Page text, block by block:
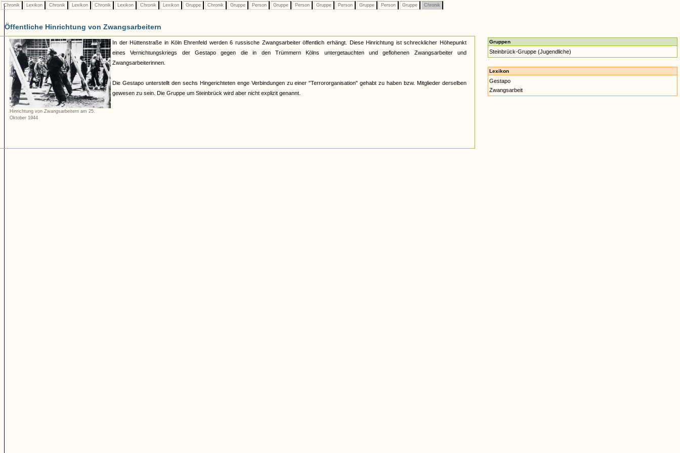
Chronik Lexikon Chronik Lexikon Chronik Lexikon Chronik Lexikon Gruppe Chronik Gruppe Person Gruppe Person Gruppe Person Gruppe Person Gruppe Chronik
Öffentliche Hinrichtung von Zwangsarbeitern
Hinrichtung von Zwangsarbeitern am 25.
Oktober 1944
In der Hüttenstraße in Köln Ehrenfeld werden 6 russische Zwangsarbeiter öffentlich erhängt. Diese Hinrichtung ist schrecklicher Höhepunkt
eines Vernichtungskriegs der Gestapo gegen die in den Trümmern Kölns untergetauchten und geflohenen Zwangsarbeiter und
Zwangsarbeiterinnen.
Die Gestapo unterstellt den sechs Hingerichteten enge Verbindungen zu einer "Terrororganisation" gehabt zu haben bzw. Mitglieder derselben
gewesen zu sein. Die Gruppe um Steinbrück wird aber nicht explizit genannt.
Gruppen
Steinbrück-Gruppe (Jugendliche)
Lexikon
Gestapo
Zwangsarbeit